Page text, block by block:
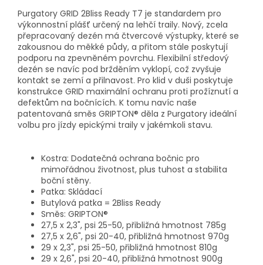
Purgatory GRID 2Bliss Ready T7 je standardem pro
výkonnostní plášť určený na lehčí traily. Nový, zcela
přepracovaný dezén má čtvercové výstupky, které se
zakousnou do měkké půdy, a přitom stále poskytují
podporu na zpevněném povrchu. Flexibilní středový
dezén se navíc pod bržděním vyklopí, což zvyšuje
kontakt se zemí a přilnavost. Pro klid v duši poskytuje
konstrukce GRID maximální ochranu proti prožíznutí a
defektům na bočnících. K tomu navíc naše
patentovaná směs GRIPTON® děla z Purgatory ideální
volbu pro jízdy epickými traily v jakémkoli stavu.
Kostra: Dodatečná ochrana bočnic pro
mimořádnou životnost, plus tuhost a stabilita
boční stěny.
Patka: Skládací
Butylová patka = 2Bliss Ready
Směs: GRIPTON®
27,5 x 2,3", psi 25-50, přibližná hmotnost 785g
27,5 x 2,6", psi 20-40, přibližná hmotnost 970g
29 x 2,3", psi 25-50, přibližná hmotnost 810g
29 x 2,6", psi 20-40, přibližná hmotnost 900g